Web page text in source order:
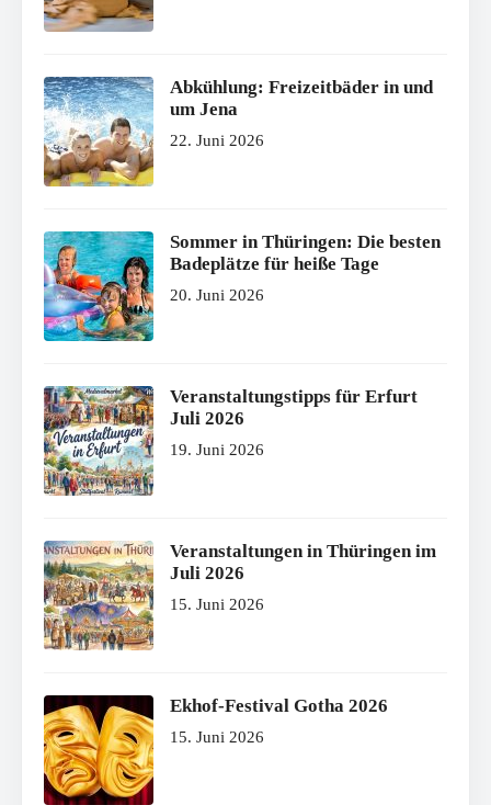
Abkühlung: Freizeitbäder in und
um Jena
22. Juni 2026
Sommer in Thüringen: Die besten
Badeplätze für heiße Tage
20. Juni 2026
Veranstaltungstipps für Erfurt
Juli 2026
19. Juni 2026
Veranstaltungen in Thüringen im
Juli 2026
15. Juni 2026
Ekhof-Festival Gotha 2026
15. Juni 2026